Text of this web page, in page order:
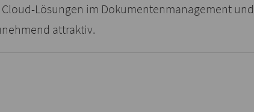
Cloud-Lösungen im Dokumentenmanagement
attraktiv.